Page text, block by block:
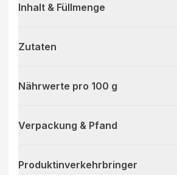
Inhalt & Füllmenge
Zutaten
Nährwerte pro 100 g
Verpackung & Pfand
Produktinverkehrbringer